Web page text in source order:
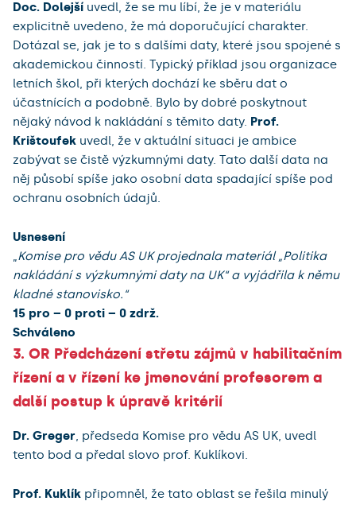
Doc. Dolejší uvedl, že se mu líbí, že je v materiálu
explicitně uvedeno, že má doporučující charakter.
Dotázal se, jak je to s dalšími daty, které jsou spojené s
akademickou činností. Typický příklad jsou organizace
letních škol, při kterých dochází ke sběru dat o
účastnících a podobně. Bylo by dobré poskytnout
nějaký návod k nakládání s těmito daty. Prof.
Krištoufek uvedl, že v aktuální situaci je ambice
zabývat se čistě výzkumnými daty. Tato další data na
něj působí spíše jako osobní data spadající spíše pod
ochranu osobních údajů.
Usnesení
„Komise pro vědu AS UK projednala materiál „Politika
nakládání s výzkumnými daty na UK“ a vyjádřila k němu
kladné stanovisko.“
15 pro – 0 proti – 0 zdrž.
Schváleno
3. OR Předcházení střetu zájmů v habilitačním
řízení a v řízení ke jmenování profesorem a
další postup k úpravě kritérií
Dr. Greger, předseda Komise pro vědu AS UK, uvedl
tento bod a předal slovo prof. Kuklíkovi.
Prof. Kuklík připomněl, že tato oblast se řešila minulý